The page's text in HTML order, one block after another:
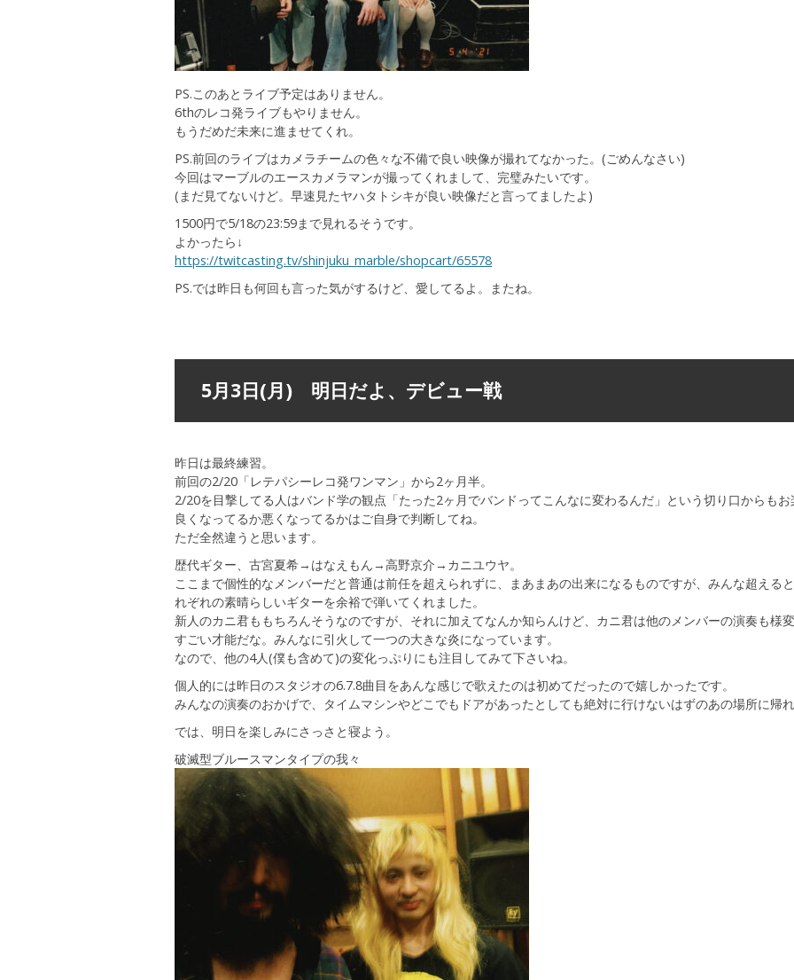
PS.このあとライブ予定はありません。
6thのレコ発ライブもやりません。
もうだめだ未来に進ませてくれ。
PS.前回のライブはカメラチームの色々な不備で良い映像が撮れてなかった。(ごめんなさい)
今回はマーブルのエースカメラマンが撮ってくれまして、完璧みたいです。
(まだ見てないけど。早速見たヤハタトシキが良い映像だと言ってましたよ)
1500円で5/18の23:59まで見れるそうです。
よかったら↓
https://twitcasting.tv/shinjuku_marble/shopcart/65578
PS.では昨日も何回も言った気がするけど、愛してるよ。またね。
5月3日(月) 明日だよ、デビュー戦
昨日は最終練習。
前回の2/20「レテパシーレコ発ワンマン」から2ヶ月半。
2/20を目撃してる人はバンド学の観点「たった2ヶ月でバンドってこんなに変わるんだ」という切り口からも
良くなってるか悪くなってるかはご自身で判断してね。
ただ全然違うと思います。
歴代ギター、古宮夏希→はなえもん→高野京介→カニユウヤ。
ここまで個性的なメンバーだと普通は前任を超えられずに、まあまあの出来になるものですが、みんな超える
れぞれの素晴らしいギターを余裕で弾いてくれました。
新人のカニ君ももちろんそうなのですが、それに加えてなんか知らんけど、カニ君は他のメンバーの演奏も様
すごい才能だな。みんなに引火して一つの大きな炎になっています。
なので、他の4人(僕も含めて)の変化っぷりにも注目してみて下さいね。
個人的には昨日のスタジオの6.7.8曲目をあんな感じで歌えたのは初めてだったので嬉しかったです。
みんなの演奏のおかげで、タイムマシンやどこでもドアがあったとしても絶対に行けないはずのあの場所に帰
では、明日を楽しみにさっさと寝よう。
破滅型ブルースマンタイプの我々